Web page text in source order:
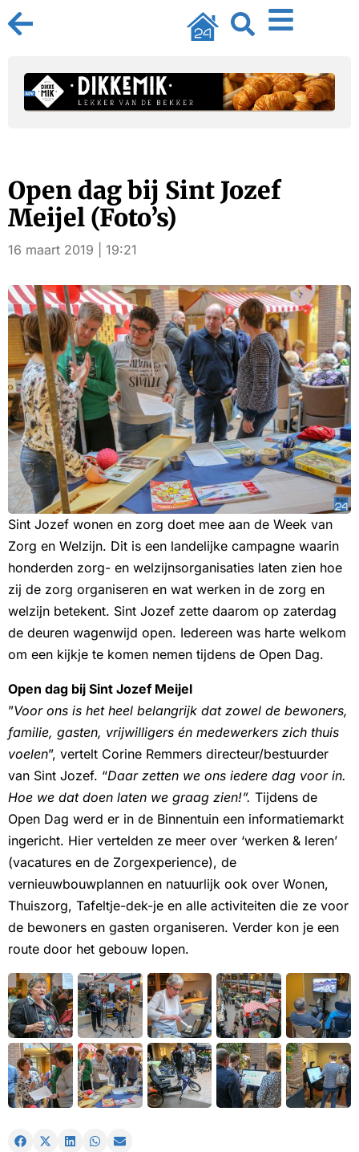
Open dag bij Sint Jozef
Meijel (Foto’s)
16 maart 2019 | 19:21
Sint Jozef wonen en zorg doet mee aan de Week van
Zorg en Welzijn. Dit is een landelijke campagne waarin
honderden zorg- en welzijnsorganisaties laten zien hoe
zij de zorg organiseren en wat werken in de zorg en
welzijn betekent. Sint Jozef zette daarom op zaterdag
de deuren wagenwijd open. Iedereen was harte welkom
om een kijkje te komen nemen tijdens de Open Dag.
Open dag bij Sint Jozef Meijel
”Voor ons is het heel belangrijk dat zowel de bewoners,
familie, gasten, vrijwilligers én medewerkers zich thuis
voelen”, vertelt Corine Remmers directeur/bestuurder
van Sint Jozef. “Daar zetten we ons iedere dag voor in.
Hoe we dat doen laten we graag zien!”. Tijdens de
Open Dag werd er in de Binnentuin een informatiemarkt
ingericht. Hier vertelden ze meer over ‘werken & leren’
(vacatures en de Zorgexperience), de
vernieuwbouwplannen en natuurlijk ook over Wonen,
Thuiszorg, Tafeltje-dek-je en alle activiteiten die ze voor
de bewoners en gasten organiseren. Verder kon je een
route door het gebouw lopen.